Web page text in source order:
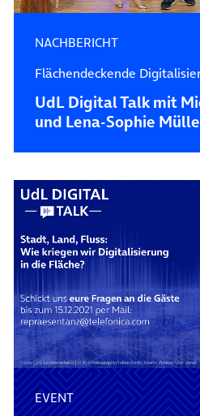
NACHBERICHT
Flächendeckende
UdL Digital Talk mit
und Lena-Sophie
EVENT